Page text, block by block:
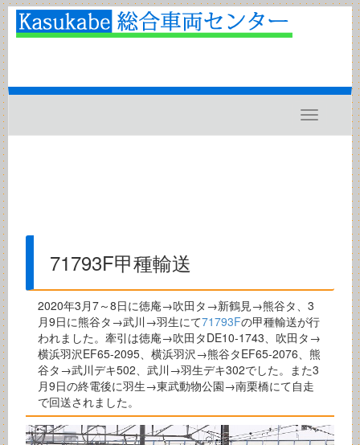
Toggle
navigation
71793F甲種輸送
2020年3月7～8日に徳庵→吹田タ→新鶴見→熊谷タ、3
月9日に熊谷タ→武川→羽生にて71793Fの甲種輸送が行
われました。牽引は徳庵→吹田タDE10-1743、吹田タ→
横浜羽沢EF65-2095、横浜羽沢→熊谷タEF65-2076、熊
谷タ→武川デキ502、武川→羽生デキ302でした。また3
月9日の終電後に羽生→東武動物公園→南栗橋にて自走
で回送されました。